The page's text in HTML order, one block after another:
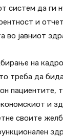
да ги
и
во јавниот
на
треба да
пациентите,
и
своите